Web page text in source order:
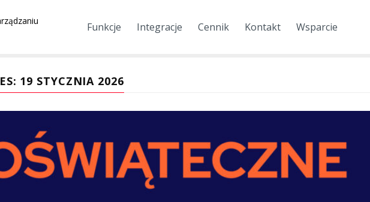
Funkcje Integracje Cennik Kontakt Wsparcie
19 STYCZNIA 2026